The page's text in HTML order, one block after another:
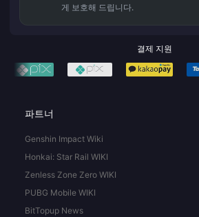
게 보호해 드립니다.
결제 지원
파트너
Genshin Impact Wiki
Honkai: Star Rail WIKI
Zenless Zone Zero WIKI
PUBG Mobile WIKI
BitTopup News